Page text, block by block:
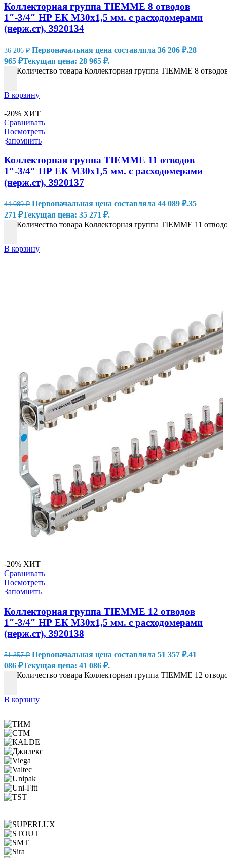
Коллекторная группа TIEMME 8 отводов
1″-3/4″ НР ЕК M30х1,5 мм. с расходомерами
(нерж.ст), 3920134
36 206₽ Первоначальная цена составляла 36 206 ₽.28
965 ₽Текущая цена: 28 965 ₽.
-
Количество товара Коллекторная группа TIEMME 8
В корзину
-20% ХИТ
Сравнивать
Посмотреть
Запомнить
Коллекторная группа TIEMME 11 отводов
1″-3/4″ НР ЕК M30х1,5 мм. с расходомерами
(нерж.ст), 3920137
44 089₽ Первоначальная цена составляла 44 089 ₽.35
271 ₽Текущая цена: 35 271 ₽.
-
Количество товара Коллекторная группа TIEMME 11
В корзину
-20% ХИТ
Сравнивать
Посмотреть
Запомнить
Коллекторная группа TIEMME 12 отводов
1″-3/4″ НР ЕК M30х1,5 мм. с расходомерами
(нерж.ст), 3920138
51 357₽ Первоначальная цена составляла 51 357 ₽.41
086 ₽Текущая цена: 41 086 ₽.
-
Количество товара Коллекторная группа TIEMME 12
В корзину